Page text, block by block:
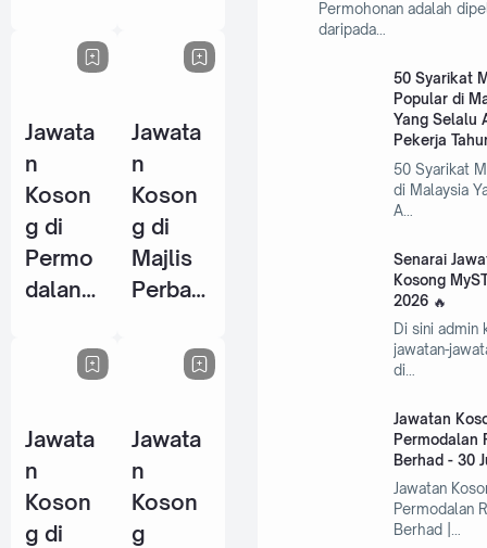
Selalu
Ambil
Tahun
2026
Simpan
(KWSP)
- 25
Jun
2026
Jawata
n
Koson
g di
Permo
dalan
Berhad
2026
Jawata
n
Koson
g di
Majlis
Perban
Kemam
4 Jun
2026
Jawata
n
Koson
g di
Jawata
n
Koson
g
Permohonan adalah
daripada…
50 Syarikat
Popular di
Yang Selalu
Pekerja
50 Syarikat
di Malaysia
A…
Senarai
Kosong
2026
Di sini admin
jawatan-
di…
Jawatan
Permodalan
Berhad - 30
Jawatan
Permodalan
Berhad |…